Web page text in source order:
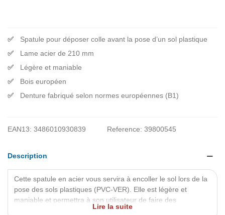
Spatule pour déposer colle avant la pose d’un sol plastique
Lame acier de 210 mm
Légère et maniable
Bois européen
Denture fabriqué selon normes européennes (B1)
EAN13: 3486010930839 Reference: 39800545
Description
Cette spatule en acier vous servira à encoller le sol lors de la
pose des sols plastiques (PVC-VER). Elle est légère et
maniable et permettra à son utilisateur de faire des
mouvements amples et précis. La hauteur de la lame est de
Lire la suite